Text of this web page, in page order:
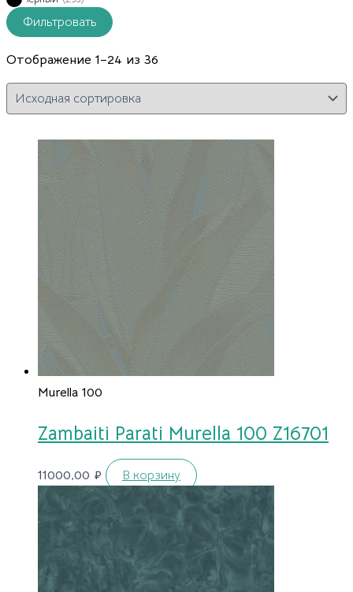
Фильтровать
Отображение 1–24 из 36
Murella 100
Zambaiti Parati Murella 100 Z16701
11000,00 ₽ В корзину